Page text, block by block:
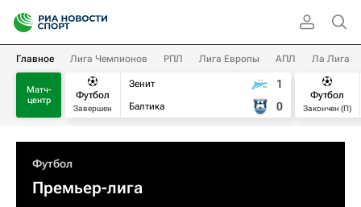
Главное Лига Чемпионов РПЛ Лига Европы АПЛ Ла Лига
Матч-
центр
Футбол
Завершен
Зенит
Балтика
1
0
Футбол
Закончен (П)
Футбол
Премьер-лига